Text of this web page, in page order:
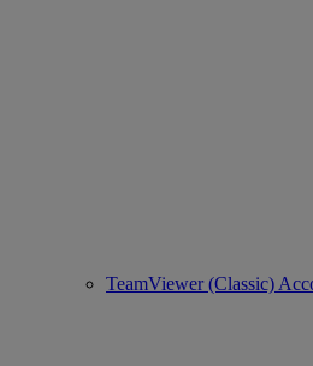
TeamViewer (Classic)